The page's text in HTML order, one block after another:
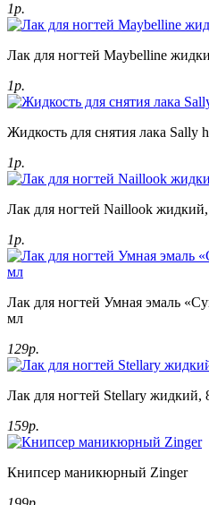
1р.
Лак для ногтей Maybelline
1р.
Жидкость для снятия лака Sally
1р.
Лак для ногтей Naillook
1р.
Лак для ногтей Умная эмаль
мл
129р.
Лак для ногтей Stellary жидкий,
159р.
Книпсер маникюрный Zinger